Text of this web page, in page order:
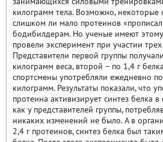
килограмм тела. Возможно, некоторые
слишком ли мало протеинов
бодибилдерам. Но ученые имеют
провели эксперимент при участии
Представители первой группы
килограмм веса, второй – по 1,4 г
спортсмены употребляли ежедневно
килограмм. Результаты показали, что
протеина активизирует синтез белка
как у представителей группы,
никаких изменений не было. А в
2,4 г протеинов, синтез белка был